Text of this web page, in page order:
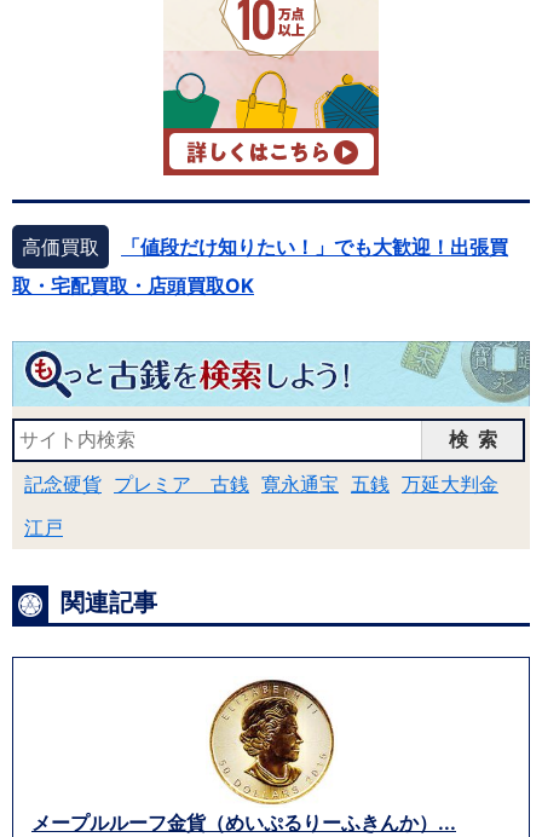
高価買取
「値段だけ知りたい！」でも大歓迎！出張買
取・宅配買取・店頭買取OK
検索
記念硬貨 プレミア 古銭 寛永通宝 五銭 万延大判金
江戸
関連記事
メープルルーフ金貨（めいぷるりーふきんか）...